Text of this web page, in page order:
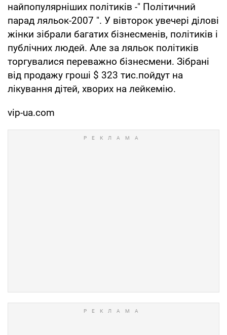
найпопулярніших політиків -" Політичний
парад ляльок-2007 ". У вівторок увечері ділові
жінки зібрали багатих бізнесменів, політиків і
публічних людей. Але за ляльок політиків
торгувалися переважно бізнесмени. Зібрані
від продажу гроші $ 323 тис.пойдут на
лікування дітей, хворих на лейкемію.
vip-ua.com